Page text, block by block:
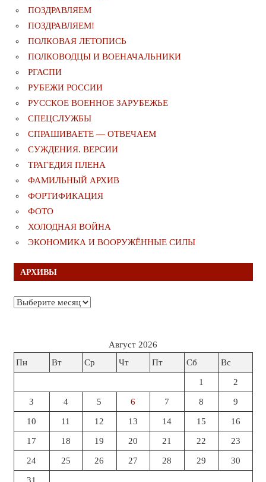
ПОЗДРАВЛЯЕМ
ПОЗДРАВЛЯЕМ!
ПОЛКОВАЯ ЛЕТОПИСЬ
ПОЛКОВОДЦЫ И ВОЕНАЧАЛЬНИКИ
РГАСПИ
РУБЕЖИ РОССИИ
РУССКОЕ ВОЕННОЕ ЗАРУБЕЖЬЕ
СПЕЦСЛУЖБЫ
СПРАШИВАЕТЕ — ОТВЕЧАЕМ
СУЖДЕНИЯ. ВЕРСИИ
ТРАГЕДИЯ ПЛЕНА
ФАМИЛЬНЫЙ АРХИВ
ФОРТИФИКАЦИЯ
ФОТО
ХОЛОДНАЯ ВОЙНА
ЭКОНОМИКА И ВООРУЖЁННЫЕ СИЛЫ
АРХИВЫ
Архивы
Август 2026
Пн
Вт Ср Чт Пт Сб Вс
1 2
3 4 5 6 7 8 9
10 11 12 13 14 15 16
17 18 19 20 21 22 23
24 25 26 27 28 29 30
31